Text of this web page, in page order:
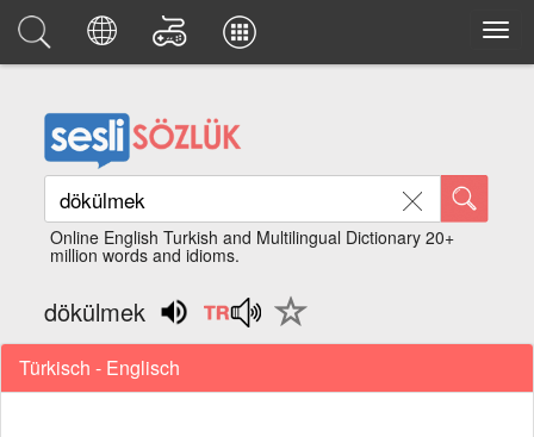
Online English Turkish and Multilingual Dictionary 20+
million words and idioms.
dökülmek
Türkisch - Englisch